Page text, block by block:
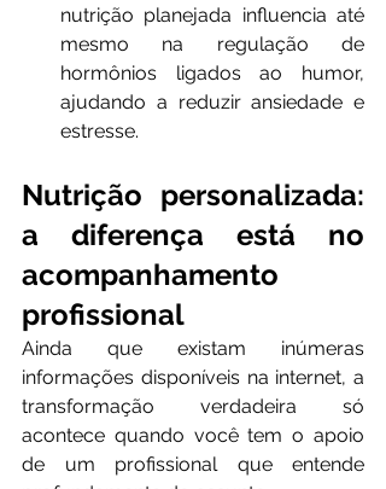
nutrição planejada influencia até
mesmo na regulação de
hormônios ligados ao humor,
ajudando a reduzir ansiedade e
estresse.
Nutrição personalizada:
a diferença está no
acompanhamento
profissional
Ainda que existam inúmeras
informações disponíveis na internet, a
transformação verdadeira só
acontece quando você tem o apoio
de um profissional que entende